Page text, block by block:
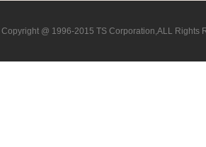
Copyright @ 1996-2015 TS Corporation,ALL Rights